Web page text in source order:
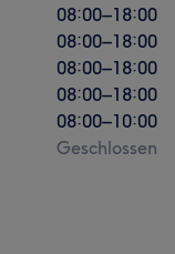
08:00–18:00
08:00–18:00
08:00–18:00
08:00–18:00
08:00–10:00
Geschlossen